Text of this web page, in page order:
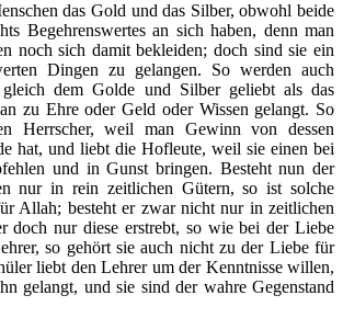
das Gold und das Silber, obwohl beide
Begehrenswertes an sich haben, denn man
noch sich damit bekleiden; doch sind sie ein
Dingen zu gelangen. So werden auch
gleich dem Golde und Silber geliebt als das
zu Ehre oder Geld oder Wissen gelangt. So
Herrscher, weil man Gewinn von dessen
hat, und liebt die Hofleute, weil sie einen bei
und in Gunst bringen. Besteht nun der
nur in rein zeitlichen Gütern, so ist solche
Allah; besteht er zwar nicht nur in zeitlichen
doch nur diese erstrebt, so wie bei der Liebe
so gehört sie auch nicht zu der Liebe für
liebt den Lehrer um der Kenntnisse willen,
gelangt, und sie sind der wahre Gegenstand